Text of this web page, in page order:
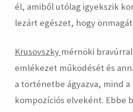
él, amiből utólag igyekszik
lezárt egészet, hogy
Krusovszky mérnöki
emlékezet működését és
a történetbe ágyazva, mind
kompozíciós elveként. Ebbe